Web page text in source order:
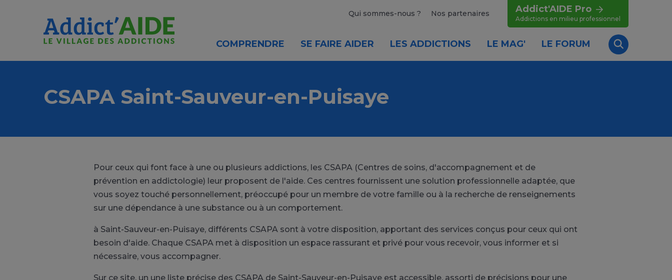
Qui sommes-nous ? Nos partenaires Addict'AIDE Pro
Addictions en milieu professionnel
COMPRENDRE SE FAIRE AIDER LES ADDICTIONS LE MAG' LE FORUM
Recherche
CSAPA Saint-Sauveur-en-Puisaye
Pour ceux qui font face à une ou plusieurs addictions, les CSAPA (Centres de soins, d'accompagnement et de
prévention en addictologie) leur proposent de l'aide. Ces centres fournissent une solution professionnelle adaptée, que
vous soyez touché personnellement, préoccupé pour un membre de votre famille ou à la recherche de renseignements
sur une dépendance à une substance ou à un comportement.
à Saint-Sauveur-en-Puisaye, différents CSAPA sont à votre disposition, apportant des services conçus pour ceux qui ont
besoin d'aide. Chaque CSAPA met à disposition un espace rassurant et privé pour vous recevoir, vous informer et si
nécessaire, vous accompagner.
Sur ce site, un une liste précise des CSAPA de Saint-Sauveur-en-Puisaye est accessible, assorti de précisions pour une